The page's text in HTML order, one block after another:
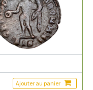
Ajouter au panier